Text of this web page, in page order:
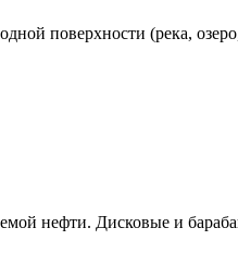
поверхности (река,
нефти. Дисковые и